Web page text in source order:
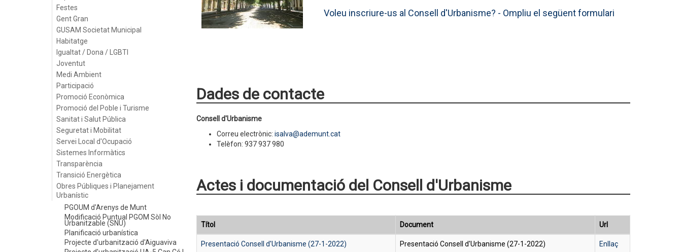
Festes
Gent Gran
GUSAM Societat Municipal
Habitatge
Igualtat / Dona / LGBTI
Joventut
Medi Ambient
Participació
Promoció Econòmica
Promoció del Poble i Turisme
Sanitat i Salut Pública
Seguretat i Mobilitat
Servei Local d'Ocupació
Sistemes Informàtics
Transparència
Transició Energètica
Obres Públiques i Planejament
Urbanístic
PGOUM d'Arenys de Munt
Modificació Puntual PGOM Sòl No
Urbanitzable (SNU)
Planificació urbanística
Projecte d'urbanització d'Aiguaviva
Voleu inscriure-us al Consell d'Urbanisme? - Ompliu el següent formulari
Dades de contacte
Consell d'Urbanisme
Correu electrònic: isalva@ademunt.cat
Telèfon: 937 937 980
Actes i documentació del Consell d'Urbanisme
Títol Document Url
Presentació Consell d'Urbanisme (27-1-2022) Presentació Consell d'Urbanisme (27-1-2022) Enllaç